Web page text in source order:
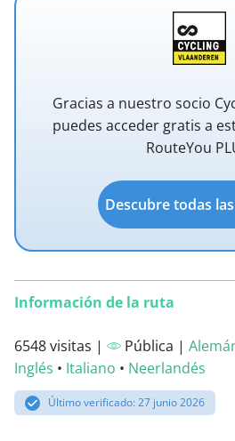
Gracias a nuestro socio
puedes acceder gratis a
RouteYou
Descubre todas
Información de la ruta
6548 visitas | Pública |
Inglés • Italiano • Neerlandés
Último verificado: 27 junio 2026